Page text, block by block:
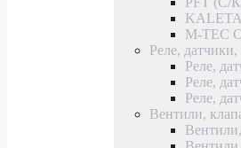
M-TEC
Реле,
Реле,
Реле,
Реле,
Вентили,